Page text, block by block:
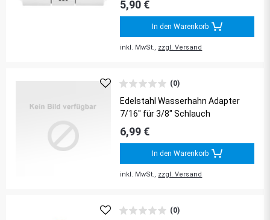
5,90 €
In den Warenkorb
inkl. MwSt., zzgl. Versand
(0)
Edelstahl Wasserhahn Adapter
7/16" für 3/8" Schlauch
6,99 €
In den Warenkorb
inkl. MwSt., zzgl. Versand
(0)